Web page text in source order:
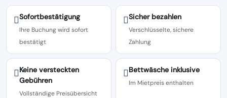
Sofortbestätigung
Ihre Buchung wird sofort
bestätigt
Sicher bezahlen
Verschlüsselte, sichere
Zahlung
Keine versteckten
Gebühren
Vollständige Preisübersicht
Bettwäsche inklusive
Im Mietpreis enthalten